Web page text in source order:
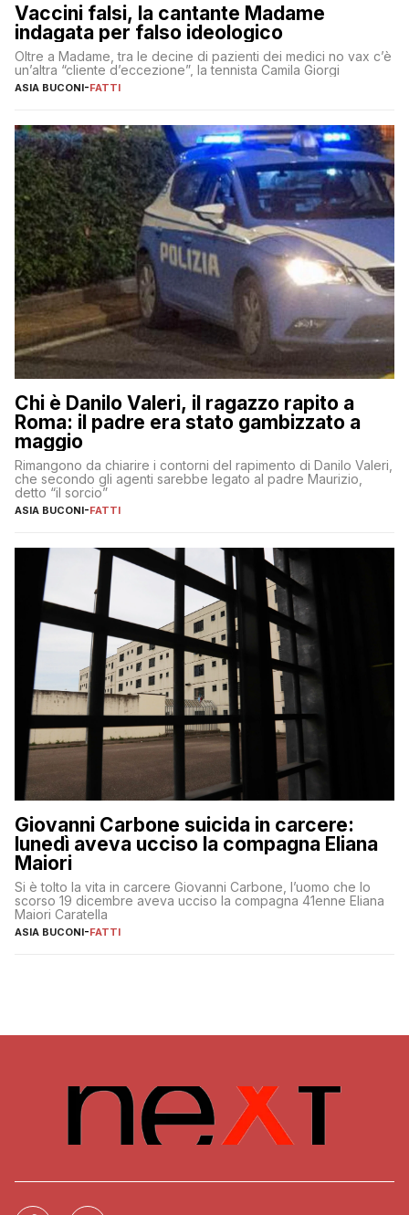
Vaccini falsi, la cantante Madame
indagata per falso ideologico
Oltre a Madame, tra le decine di pazienti dei medici no vax c’è
un’altra “cliente d’eccezione”, la tennista Camila Giorgi
ASIA BUCONI-FATTI
Chi è Danilo Valeri, il ragazzo rapito a
Roma: il padre era stato gambizzato a
maggio
Rimangono da chiarire i contorni del rapimento di Danilo Valeri,
che secondo gli agenti sarebbe legato al padre Maurizio,
detto “il sorcio”
ASIA BUCONI-FATTI
Giovanni Carbone suicida in carcere:
lunedì aveva ucciso la compagna Eliana
Maiori
Si è tolto la vita in carcere Giovanni Carbone, l’uomo che lo
scorso 19 dicembre aveva ucciso la compagna 41enne Eliana
Maiori Caratella
ASIA BUCONI-FATTI